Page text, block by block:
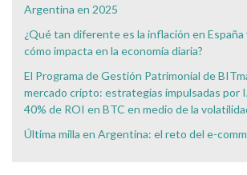
Argentina en 2025
¿Qué tan diferente es la inflación en
cómo impacta en la economía diaria?
El Programa de Gestión Patrimonial de
mercado cripto: estrategias impulsadas por
40% de ROI en BTC en medio de la
Última milla en Argentina: el reto del e-